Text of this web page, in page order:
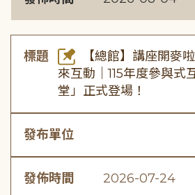
標題
【總館】講座開麥
來互動｜115年度參與式
堂」正式登場！
發布單位
發佈時間 2026-07-24